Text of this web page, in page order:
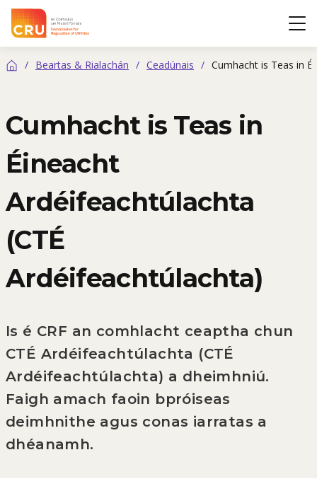
CRÚ
Baile/ Beartas & Rialachán / Ceadúnais / Cumhacht is Teas in
Cumhacht is Teas in
Éineacht
Ardéifeachtúlachta
(CTÉ
Ardéifeachtúlachta)
Is é CRF an comhlacht ceaptha chun
CTÉ Ardéifeachtúlachta (CTÉ
Ardéifeachtúlachta) a dheimhniú.
Faigh amach faoin bpróiseas
deimhnithe agus conas iarratas a
dhéanamh.